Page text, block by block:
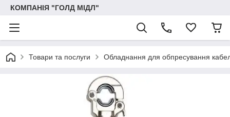
КОМПАНІЯ "ГОЛД МІДЛ"
Товари та послуги Обладнання для обпресування